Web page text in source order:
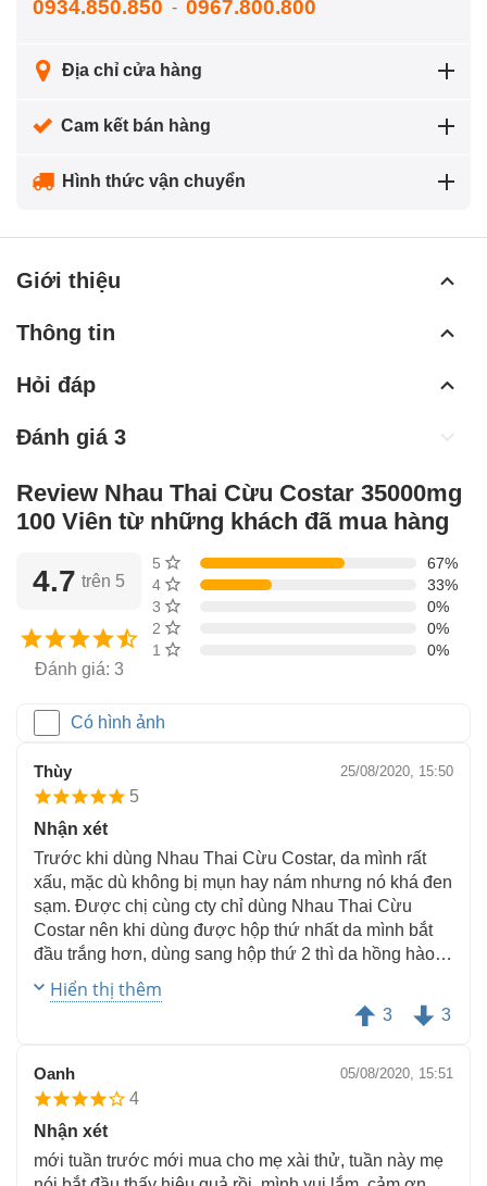
0934.850.850 - 0967.800.800
Địa chỉ cửa hàng
Cam kết bán hàng
Hình thức vận chuyển
Giới thiệu
Thông tin
Hỏi đáp
Đánh giá 3
Review Nhau Thai Cừu Costar 35000mg
100 Viên từ những khách đã mua hàng
4.7 trên 5
Đánh giá: 3
5 sao
67%
4 sao
33%
3 sao
0%
2 sao
0%
1 sao
0%
Có hình ảnh
Thùy 25/08/2020, 15:50
5
Nhận xét
Trước khi dùng Nhau Thai Cừu Costar, da mình rất
xấu, mặc dù không bị mụn hay nám nhưng nó khá đen
sạm. Được chị cùng cty chỉ dùng Nhau Thai Cừu
Costar nên khi dùng được hộp thứ nhất da mình bắt
đầu trắng hơn, dùng sang hộp thứ 2 thì da hồng hào,
mịn màng rất nhiều. Kết quả như mong muốn nên
thích lắm.
Hiển thị thêm
3 3
Oanh 05/08/2020, 15:51
4
Nhận xét
mới tuần trước mới mua cho mẹ xài thử, tuần này mẹ